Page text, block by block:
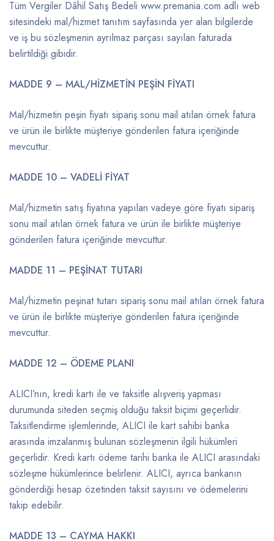
Tüm Vergiler Dâhil Satış Bedeli www.premania.com adlı web
sitesindeki mal/hizmet tanıtım sayfasında yer alan bilgilerde
ve iş bu sözleşmenin ayrılmaz parçası sayılan faturada
belirtildiği gibidir.
MADDE 9 – MAL/HİZMETİN PEŞİN FİYATI
Mal/hizmetin peşin fiyatı sipariş sonu mail atılan örnek fatura
ve ürün ile birlikte müşteriye gönderilen fatura içeriğinde
mevcuttur.
MADDE 10 – VADELİ FİYAT
Mal/hizmetin satış fiyatına yapılan vadeye göre fiyatı sipariş
sonu mail atılan örnek fatura ve ürün ile birlikte müşteriye
gönderilen fatura içeriğinde mevcuttur.
MADDE 11 – PEŞİNAT TUTARI
Mal/hizmetin peşinat tutarı sipariş sonu mail atılan örnek fatura
ve ürün ile birlikte müşteriye gönderilen fatura içeriğinde
mevcuttur.
MADDE 12 – ÖDEME PLANI
ALICI’nın, kredi kartı ile ve taksitle alışveriş yapması
durumunda siteden seçmiş olduğu taksit biçimi geçerlidir.
Taksitlendirme işlemlerinde, ALICI ile kart sahibi banka
arasında imzalanmış bulunan sözleşmenin ilgili hükümleri
geçerlidir. Kredi kartı ödeme tarihi banka ile ALICI arasındaki
sözleşme hükümlerince belirlenir. ALICI, ayrıca bankanın
gönderdiği hesap özetinden taksit sayısını ve ödemelerini
takip edebilir.
MADDE 13 – CAYMA HAKKI